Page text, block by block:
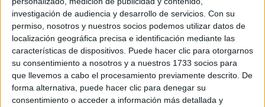
investigación de audiencia y desarrollo de servicios. Con su
permiso, nosotros y nuestros socios podemos utilizar datos de
localización geográfica precisa e identificación mediante las
características de dispositivos. Puede hacer clic para otorgarnos
su consentimiento a nosotros y a nuestros 1733 socios para
que llevemos a cabo el procesamiento previamente descrito. De
forma alternativa, puede hacer clic para denegar su
consentimiento o acceder a información más detallada y
a los equipos para la preparación y $11 millones a
los clubes para sus jugadores.
El premio en metálico de $110 millones de dólares
es un aumento de casi tres veces la cifra de 2019 y
casi siete veces más que en 2015, pero sigue siendo
considerablemente inferior a los $440 millones de
dólares en premios totales otorgados en la Copa